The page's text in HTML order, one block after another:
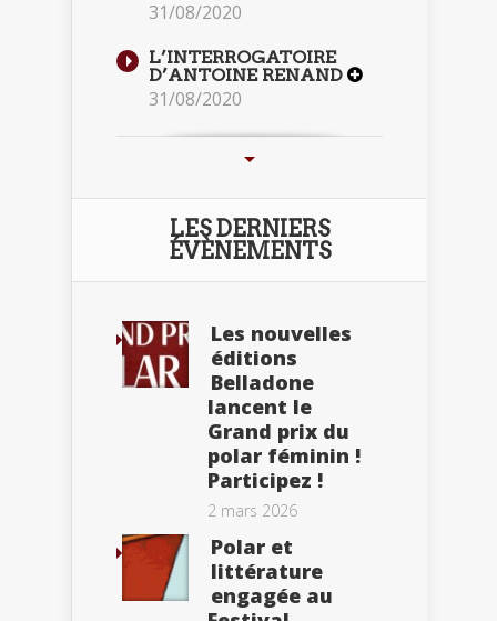
31/08/2020
L’INTERROGATOIRE
D’ANTOINE RENAND
31/08/2020
LES DERNIERS
ÉVÈNEMENTS
Les nouvelles
éditions
Belladone
lancent le
Grand prix du
polar féminin !
Participez !
2 mars 2026
Polar et
littérature
engagée au